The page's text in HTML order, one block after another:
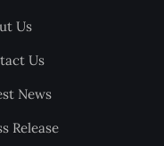
Us
Us
News
Release